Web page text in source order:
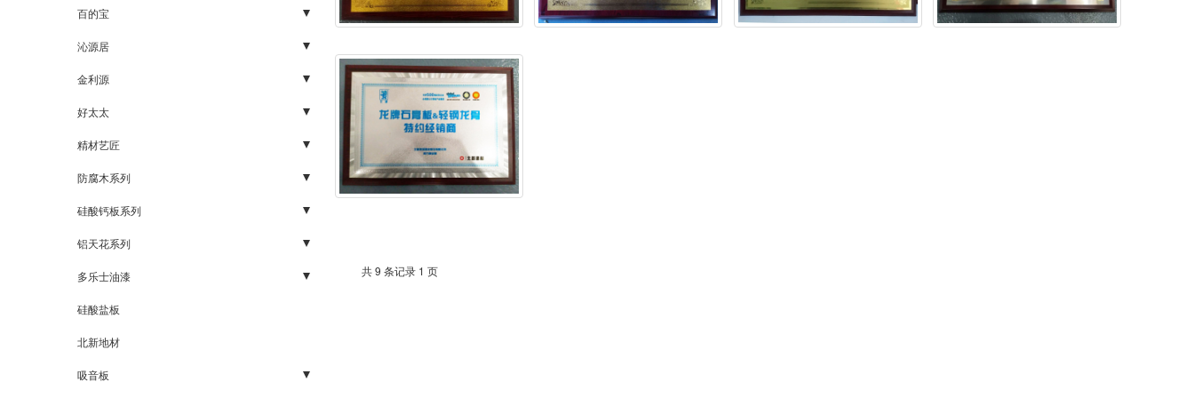
UV板材
胶合板
细木工板
装饰五金
轻钢龙骨
石膏板
烤漆骨
硅钙板
轻钢龙骨
岩棉（玻璃棉）
高晶复合天花板
五金
板材
百的宝
胶合板
生态板
装饰面板
细木工板
沁源居
五金
板材
金利源
生态板系列
五金
基础板材
好太太
板材系列
精材艺匠
生态板
人造板
石膏板系列
家居配件五金
防腐木系列
碳化木1
碳化木2
碳化木3
硅酸钙板系列
三明金宫
明源板业
铝天花系列
厨卫系列
吊顶系列
幕墙系列
多乐士油漆
地坪系列
外墙系列
内墙系列
硅酸盐板
北新地材
吸音板
共 9 条记录 1 页